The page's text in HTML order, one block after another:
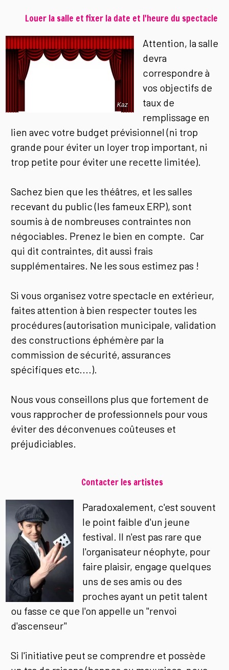
Louer la salle et fixer la date et l'heure du spectacle
Kaz
Attention, la salle
devra
correspondre à
vos objectifs de
taux de
remplissage en
lien avec votre budget prévisionnel (ni trop
grande pour éviter un loyer trop important, ni
trop petite pour éviter une recette limitée).
Sachez bien que les théâtres, et les salles
recevant du public (les fameux ERP), sont
soumis à de nombreuses contraintes non
négociables. Prenez le bien en compte. Car
qui dit contraintes, dit aussi frais
supplémentaires. Ne les sous estimez pas !
Si vous organisez votre spectacle en extérieur,
faites attention à bien respecter toutes les
procédures (autorisation municipale, validation
des constructions éphémère par la
commission de sécurité, assurances
spécifiques etc....).
Nous vous conseillons plus que fortement de
vous rapprocher de professionnels pour vous
éviter des déconvenues coûteuses et
préjudiciables.
Contacter les artistes
Paradoxalement, c'est souvent
le point faible d'un jeune
festival. Il n'est pas rare que
l'organisateur néophyte, pour
faire plaisir, engage quelques
uns de ses amis ou des
proches ayant un petit talent
ou fasse ce que l'on appelle un "renvoi
d'ascenseur"
Si l'initiative peut se comprendre et possède